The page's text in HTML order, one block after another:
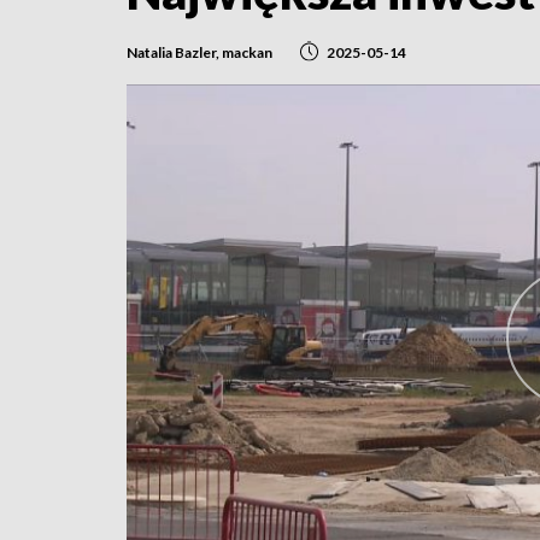
Natalia Bazler, mackan 2025-05-14